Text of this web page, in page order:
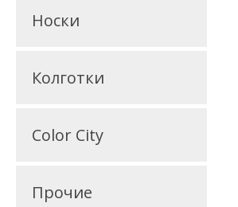
Носки
Колготки
Color City
Прочие